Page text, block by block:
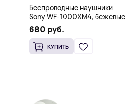
Беспроводные наушники
Sony WF-1000XM4, бежевые
680 руб.
КУПИТЬ